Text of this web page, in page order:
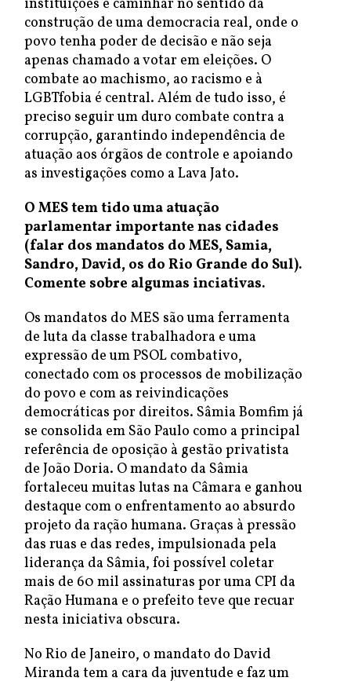
instituições e caminhar no sentido da
construção de uma democracia real, onde o
povo tenha poder de decisão e não seja
apenas chamado a votar em eleições. O
combate ao machismo, ao racismo e à
LGBTfobia é central. Além de tudo isso, é
preciso seguir um duro combate contra a
corrupção, garantindo independência de
atuação aos órgãos de controle e apoiando
as investigações como a Lava Jato.
O MES tem tido uma atuação
parlamentar importante nas cidades
(falar dos mandatos do MES, Samia,
Sandro, David, os do Rio Grande do Sul).
Comente sobre algumas inciativas.
Os mandatos do MES são uma ferramenta
de luta da classe trabalhadora e uma
expressão de um PSOL combativo,
conectado com os processos de mobilização
do povo e com as reivindicações
democráticas por direitos. Sâmia Bomfim já
se consolida em São Paulo como a principal
referência de oposição à gestão privatista
de João Doria. O mandato da Sâmia
fortaleceu muitas lutas na Câmara e ganhou
destaque com o enfrentamento ao absurdo
projeto da ração humana. Graças à pressão
das ruas e das redes, impulsionada pela
liderança da Sâmia, foi possível coletar
mais de 60 mil assinaturas por uma CPI da
Ração Humana e o prefeito teve que recuar
nesta iniciativa obscura.
No Rio de Janeiro, o mandato do David
Miranda tem a cara da juventude e faz um